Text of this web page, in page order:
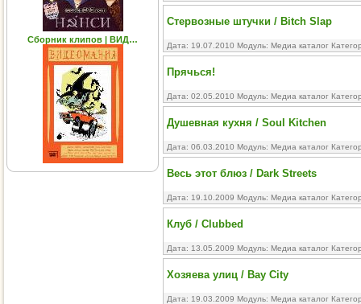
Сборник клипов | ВИД…
Стервозные штучки / Bitch Slap
Дата: 19.07.2010 Модуль: Медиа каталог
Прячься!
Дата: 02.05.2010 Модуль: Медиа каталог
Душевная кухня / Soul Kitchen
Дата: 06.03.2010 Модуль: Медиа каталог
Весь этот блюз / Dark Streets
Дата: 19.10.2009 Модуль: Медиа каталог
Клуб / Clubbed
Дата: 13.05.2009 Модуль: Медиа каталог
Хозяева улиц / Bay City
Дата: 19.03.2009 Модуль: Медиа каталог